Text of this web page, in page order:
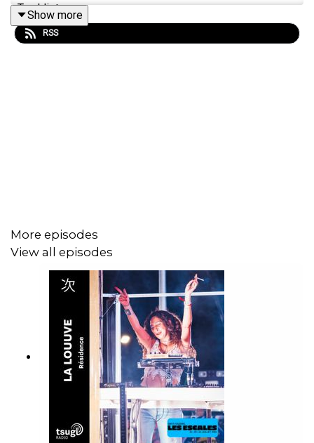
Tracklist :
Ame Strong - Tout Est Bleu
Afrodiziac - Toi + Moi
Fabe Bearel Bambi & Elikia - Muana Mameh
Dora Morelenbaum - Caco
Ryuichi Sakamoto - Rain
Robbing Millions - Reflet
Ryan Power - Sample Lives
Beatrice M. - Years
Show more
RSS
More episodes
View all episodes